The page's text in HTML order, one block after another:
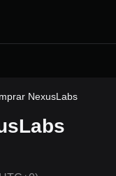
NexusLabs